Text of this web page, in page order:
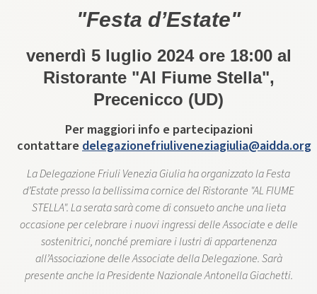
"Festa d’Estate"
venerdì 5 luglio 2024 ore 18:00 al
Ristorante "Al Fiume Stella",
Precenicco (UD)
Per maggiori info e partecipazioni
contattare delegazionefriuliveneziagiulia@aidda.org
La Delegazione Friuli Venezia Giulia ha organizzato la Festa
d’Estate presso la bellissima cornice del Ristorante "AL FIUME
STELLA". La serata sarà come di consueto anche una lieta
occasione per celebrare i nuovi ingressi delle Associate e delle
sostenitrici, nonché premiare i lustri di appartenenza
all’Associazione delle Associate della Delegazione. Sarà
presente anche la Presidente Nazionale Antonella Giachetti.